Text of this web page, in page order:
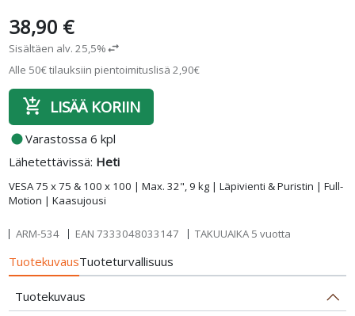
VESA 75 x 75 & 100 x 100 | Max. 32", 9 kg | Läpivienti & Puristin | Full-
Motion | Kaasujousi
38,90 €
Sisältäen alv. 25,5%swap_horiz
Alle 50€ tilauksiin pientoimituslisä 2,90€
add_shopping_cart LISÄÄ KORIIN
fiber_manual_recordVarastossa 6 kpl
Lähetettävissä: Heti
ARM-534 EAN 7333048033147 TAKUUAIKA 5 vuotta
TuotekuvausTuoteturvallisuus
Tuotekuvaus